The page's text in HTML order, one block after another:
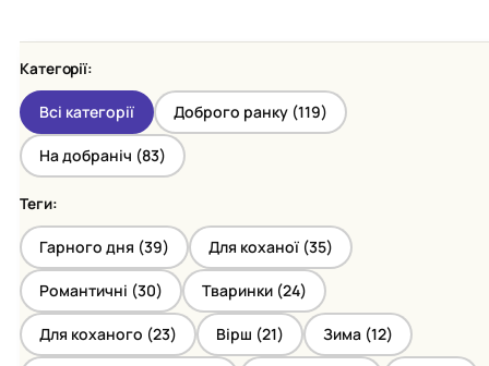
Категорії:
Всі категорії Доброго ранку (119)
На добраніч (83)
Теги:
Гарного дня (39) Для коханої (35)
Романтичні (30) Тваринки (24)
Для коханого (23) Вірш (21) Зима (12)